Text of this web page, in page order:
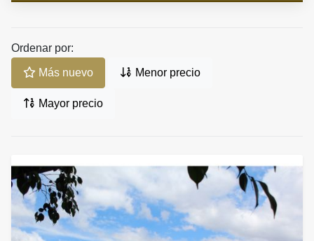
Ordenar por:
Más nuevo Menor precio
Mayor precio